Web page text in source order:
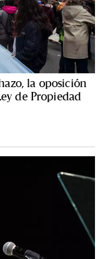
la oposición
de Propiedad